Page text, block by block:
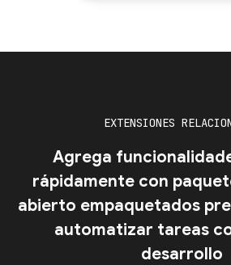
EXTENSIONES
Agrega
rápidamente con
abierto empaquetados
automatizar tareas
desarrollo